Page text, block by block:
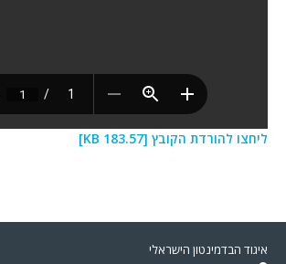
ליחצו להורדת הקובץ [183.57 KB]
איגוד הבדמינטון הישראלי